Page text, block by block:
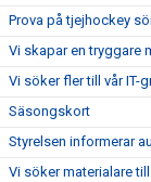
Prova på tjejhockey
Vi skapar en tryggare
Vi söker fler till vår IT-
Säsongskort
Styrelsen informerar
Vi söker materialare